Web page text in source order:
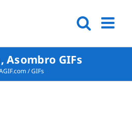
Asombro GIFs
/GIFs